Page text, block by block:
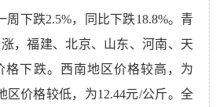
周下跌2.5%，同比下跌18.8%。青
，福建、北京、山东、河南、天
格下跌。西南地区价格较高，为
区价格较低，为12.44元/公斤。全